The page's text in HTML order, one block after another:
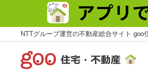
NTTグループ運営の不動産総合サイト goo